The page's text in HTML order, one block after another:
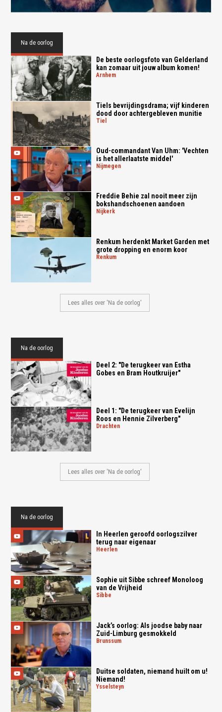
Na de oorlog
De beste oorlogsfoto van Gelderland
kan zomaar uit jouw album komen!
arnhem
Tiels bevrijdingsdrama; vijf kinderen
dood door achtergebleven munitie
tiel
Oud-commandant Van Uhm: 'Vechten
is het allerlaatste middel'
nijmegen
Freddie Behie zal nooit meer zijn
bokshandschoenen aandoen
nijkerk
Renkum herdenkt Market Garden met
grote dropping en enorm koor
renkum
Lees alles over 'Na de oorlog'
Na de oorlog
Deel 2: "De terugkeer van Estha
Gobes en Bram Houtkruijer"
Deel 1: "De terugkeer van Evelijn
Roos en Hennie Zilverberg"
drachten
Lees alles over 'Na de oorlog'
Na de oorlog
In Heerlen geroofd oorlogszilver
terug naar eigenaar
heerlen
Sophie uit Sibbe schreef Monoloog
van de Vrijheid
sibbe
Jack’s oorlog: Als joodse baby naar
Zuid-Limburg gesmokkeld
brunssum
Duitse soldaten, niemand huilt om u!
Niemand!
ysselsteyn